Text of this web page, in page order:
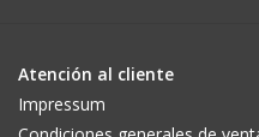
Atención al cliente
Impressum